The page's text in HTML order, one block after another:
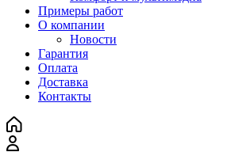
Примеры работ
О компании
Новости
Гарантия
Оплата
Доставка
Контакты